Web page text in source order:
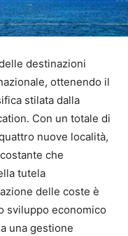
destinazioni
ottenendo il
stilata dalla
Con un totale di
nuove località,
che
tutela
delle coste è
sviluppo economico
una gestione